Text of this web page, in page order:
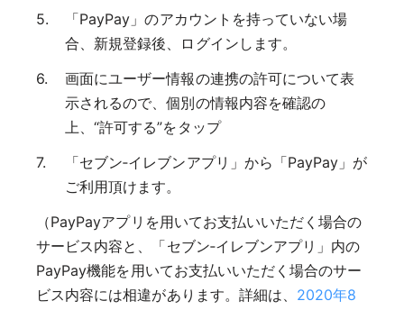
「PayPay」のアカウントを持っていない場
合、新規登録後、ログインします。
画面にユーザー情報の連携の許可について表
示されるので、個別の情報内容を確認の
上、“許可する”をタップ
「セブン‐イレブンアプリ」から「PayPay」が
ご利用頂けます。
（PayPayアプリを用いてお支払いいただく場合の
サービス内容と、「セブン‐イレブンアプリ」内の
PayPay機能を用いてお支払いいただく場合のサー
ビス内容には相違があります。詳細は、 2020年8